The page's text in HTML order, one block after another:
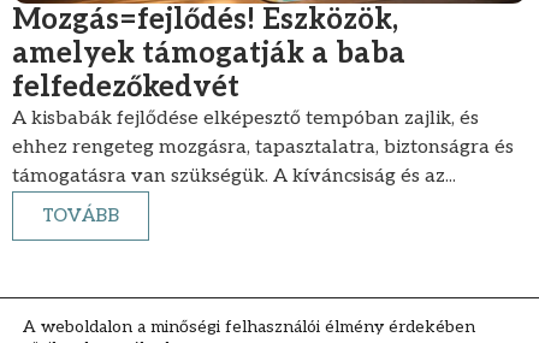
Mozgás=fejlődés! Eszközök,
amelyek támogatják a baba
felfedezőkedvét
A kisbabák fejlődése elképesztő tempóban zajlik, és
ehhez rengeteg mozgásra, tapasztalatra, biztonságra és
támogatásra van szükségük. A kíváncsiság és az...
TOVÁBB
A weboldalon a minőségi felhasználói élmény érdekében